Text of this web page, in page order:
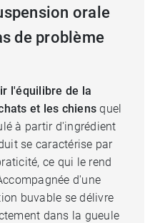
orale
de problème
l'équilibre de la
et les chiens quel
à partir d'ingrédient
se caractérise par
ce qui le rend
d'une
buvable se délivre
dans la gueule